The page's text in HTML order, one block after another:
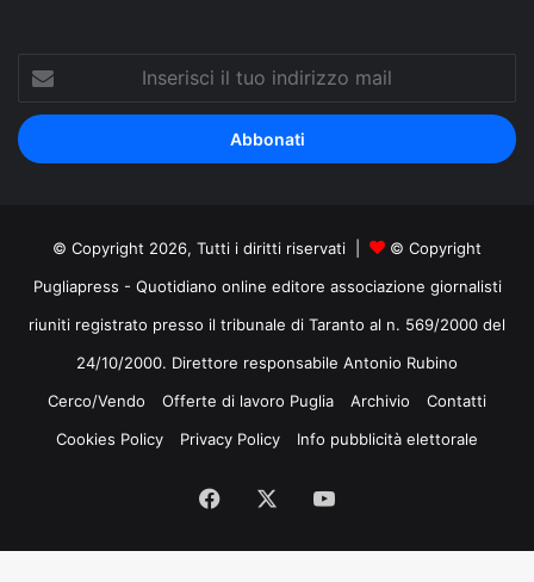
tuo
indirizzo
mail
© Copyright 2026, Tutti i diritti riservati |
© Copyright
Pugliapress - Quotidiano online editore associazione giornalisti
riuniti registrato presso il tribunale di Taranto al n. 569/2000 del
24/10/2000. Direttore responsabile Antonio Rubino
Cerco/Vendo
Offerte di lavoro Puglia Archivio
Contatti
Cookies Policy
Privacy Policy Info pubblicità elettorale
Facebook
Tube